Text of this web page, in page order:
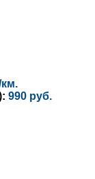
км.
990 руб.